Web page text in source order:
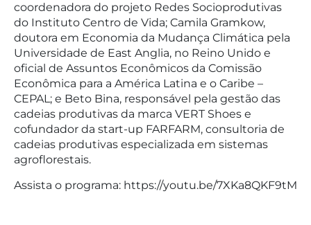
coordenadora do projeto Redes Socioprodutivas
do Instituto Centro de Vida; Camila Gramkow,
doutora em Economia da Mudança Climática pela
Universidade de East Anglia, no Reino Unido e
oficial de Assuntos Econômicos da Comissão
Econômica para a América Latina e o Caribe –
CEPAL; e Beto Bina, responsável pela gestão das
cadeias produtivas da marca VERT Shoes e
cofundador da start-up FARFARM, consultoria de
cadeias produtivas especializada em sistemas
agroflorestais.
Assista o programa: https://youtu.be/7XKa8QKF9tM